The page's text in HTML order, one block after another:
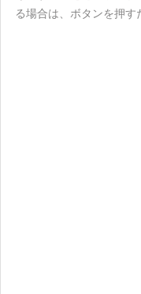
る場合は、ボタンを押す